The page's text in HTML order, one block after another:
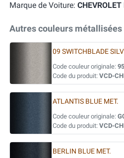
Marque de Voiture: CHEVROLET
Autres couleurs métallisées
09 SWITCHBLADE
Code couleur originale:
Code du produit: VCD-
ATLANTIS BLUE MET.
Code couleur originale:
Code du produit: VCD-
BERLIN BLUE MET.